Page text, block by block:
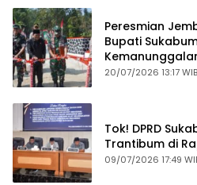
Peresmian
Bupati
20/07/2026 13:17 WIB
Tok! DPRD
Trantibum di
09/07/2026 17:49